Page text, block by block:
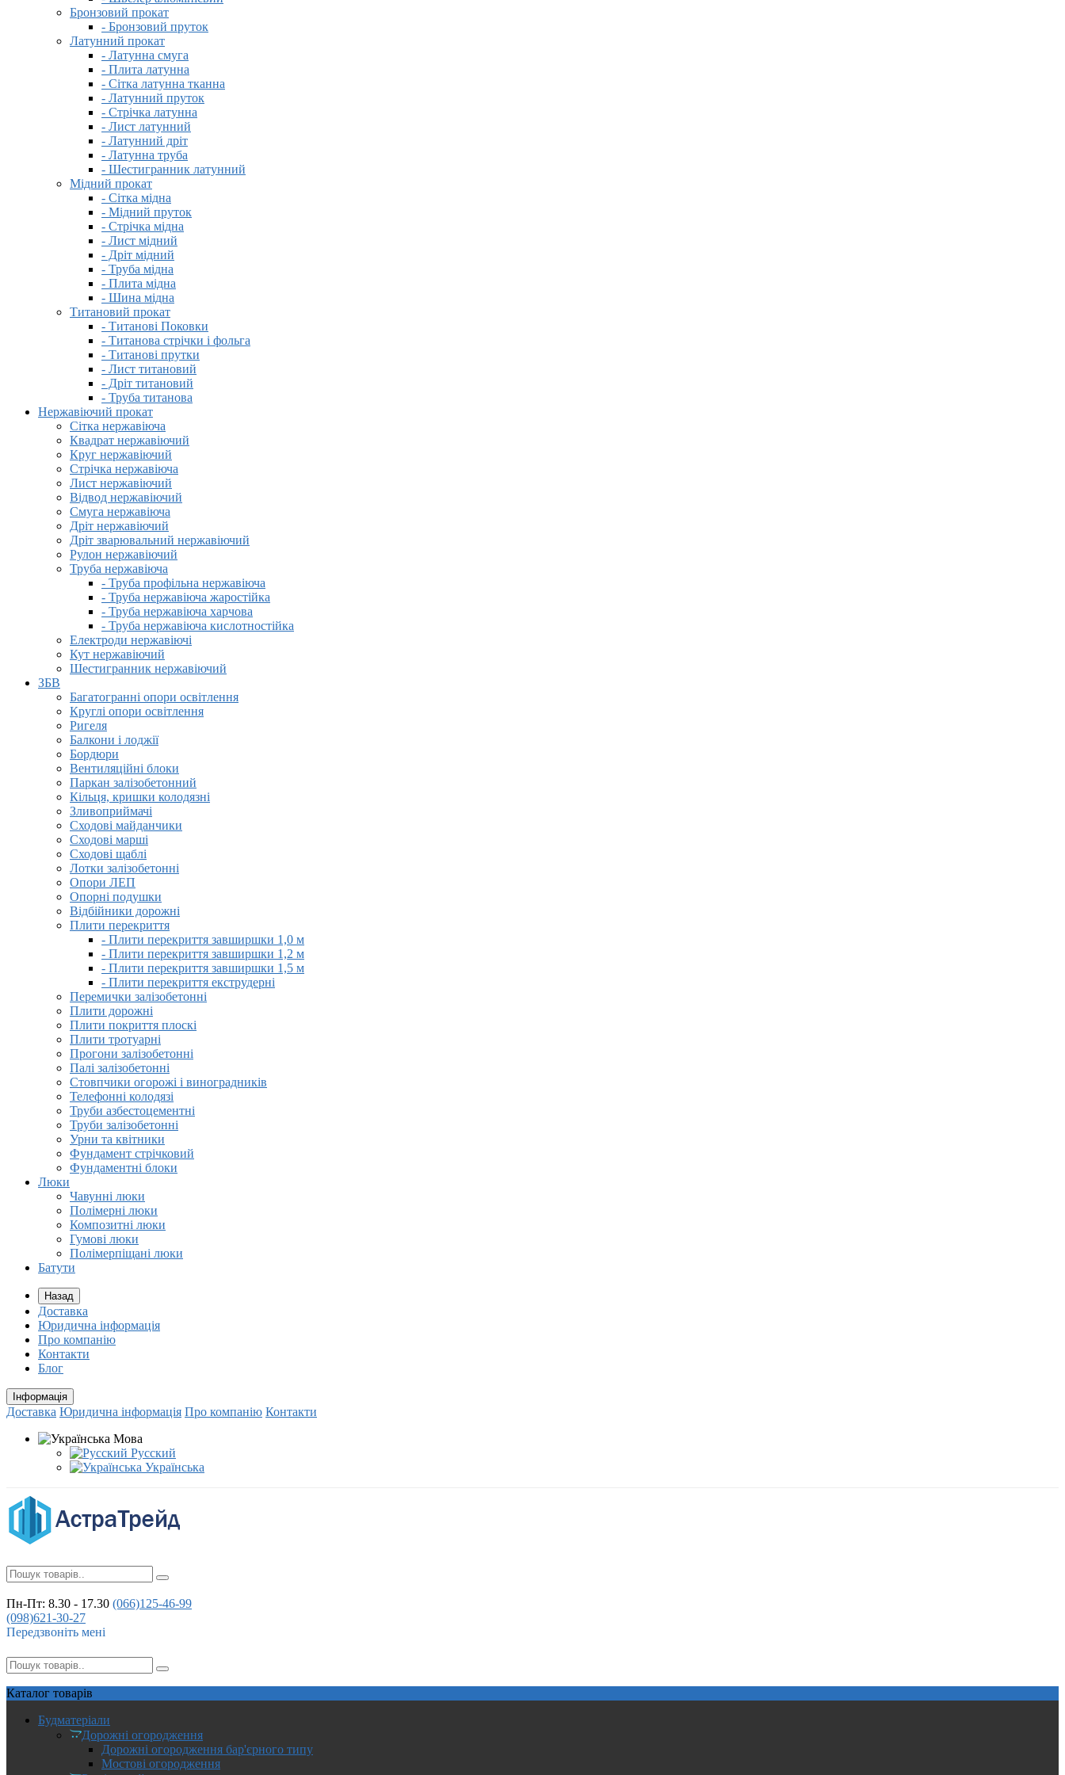
Бронзовий прокат
- Бронзовий пруток
Латунний прокат
- Латунна смуга
- Плита латунна
- Сітка латунна тканна
- Латунний пруток
- Стрічка латунна
- Лист латунний
- Латунний дріт
- Латунна труба
- Шестигранник латунний
Мідний прокат
- Сітка мідна
- Мідний пруток
- Стрічка мідна
- Лист мідний
- Дріт мідний
- Труба мідна
- Плита мідна
- Шина мідна
Титановий прокат
- Титанові Поковки
- Титанова стрічки і фольга
- Титанові прутки
- Лист титановий
- Дріт титановий
- Труба титанова
Нержавіючий прокат
Сітка нержавіюча
Квадрат нержавіючий
Круг нержавіючий
Стрічка нержавіюча
Лист нержавіючий
Відвод нержавіючий
Смуга нержавіюча
Дріт нержавіючий
Дріт зварювальний нержавіючий
Рулон нержавіючий
Труба нержавіюча
- Труба профільна нержавіюча
- Труба нержавіюча жаростійка
- Труба нержавіюча харчова
- Труба нержавіюча кислотностійка
Електроди нержавіючі
Кут нержавіючий
Шестигранник нержавіючий
ЗБВ
Багатогранні опори освітлення
Круглі опори освітлення
Ригеля
Балкони і лоджії
Бордюри
Вентиляційні блоки
Паркан залізобетонний
Кільця, кришки колодязні
Зливоприймачі
Сходові майданчики
Сходові марші
Сходові щаблі
Лотки залізобетонні
Опори ЛЕП
Опорні подушки
Відбійники дорожні
Плити перекриття
- Плити перекриття завширшки 1,0 м
- Плити перекриття завширшки 1,2 м
- Плити перекриття завширшки 1,5 м
- Плити перекриття екструдерні
Перемички залізобетонні
Плити дорожні
Плити покриття плоскі
Плити тротуарні
Прогони залізобетонні
Палі залізобетонні
Стовпчики огорожі і виноградників
Телефонні колодязі
Труби азбестоцементні
Труби залізобетонні
Урни та квітники
Фундамент стрічковий
Фундаментні блоки
Люки
Чавунні люки
Полімерні люки
Композитні люки
Гумові люки
Полімерпіщані люки
Батути
Назад
Доставка
Юридична інформація
Про компанію
Контакти
Блог
Інформація
Доставка Юридична інформація Про компанію Контакти
Мова
Русский
Українська
Пн-Пт: 8.30 - 17.30 (066)125-46-99
(098)621-30-27
Передзвоніть мені
Каталог товарів
Будматеріали
Дорожні огородження
Дорожні огородження бар'єрного типу
Мостові огородження